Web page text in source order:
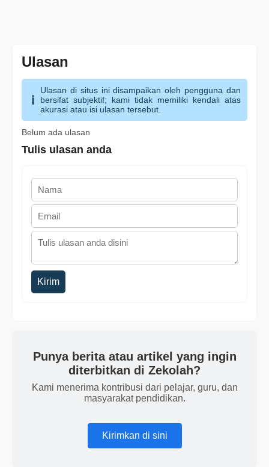
Ulasan
Ulasan di situs ini disampaikan oleh pengguna dan
bersifat subjektif; kami tidak memiliki kendali atas
akurasi atau isi ulasan tersebut.
Belum ada ulasan
Tulis ulasan anda
Kirim
Punya berita atau artikel yang ingin
diterbitkan di Zekolah?
Kami menerima kontribusi dari pelajar, guru, dan
masyarakat pendidikan.
Kirimkan di sini